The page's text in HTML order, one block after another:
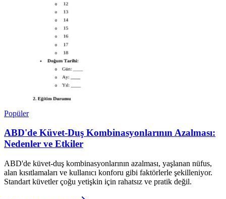
Popüler
ABD'de Küvet-Duş Kombinasyonlarının Azalması:
Nedenler ve Etkiler
ABD'de küvet-duş kombinasyonlarının azalması, yaşlanan nüfus,
alan kısıtlamaları ve kullanıcı konforu gibi faktörlerle şekilleniyor.
Standart küvetler çoğu yetişkin için rahatsız ve pratik değil.